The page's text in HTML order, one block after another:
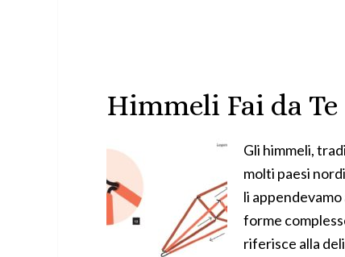
Himmeli Fai da Te
Gli himmeli,
molti paesi
li
forme
riferisce alla